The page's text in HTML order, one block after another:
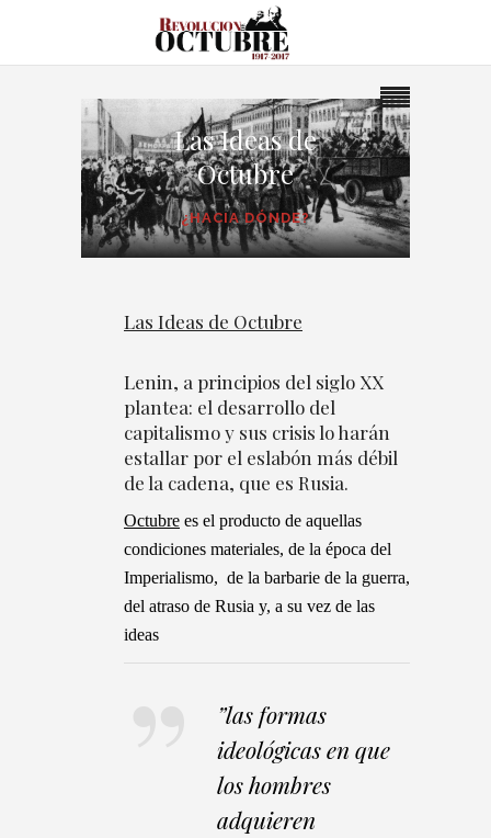
Las Ideas de
Octubre
¿HACIA DÓNDE?
Las Ideas de Octubre
Lenin, a principios del siglo XX
plantea: el desarrollo del
capitalismo y sus crisis lo harán
estallar por el eslabón más débil
de la cadena, que es Rusia.
Octubre es el producto de aquellas
condiciones materiales, de la época del
Imperialismo, de la barbarie de la guerra,
del atraso de Rusia y, a su vez de las
ideas
”las formas
ideológicas en que
los hombres
adquieren